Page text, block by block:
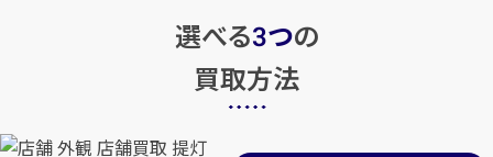
選べる3つの
買取方法